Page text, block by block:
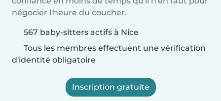
négocier l'heure du coucher.
567 baby-sitters actifs à Nice
Tous les membres effectuent une vérification
d'identité obligatoire
Inscription gratuite